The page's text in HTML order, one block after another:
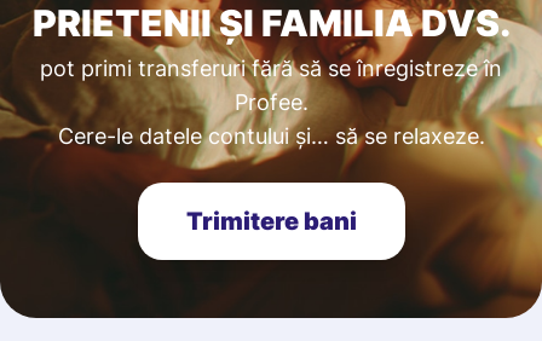
PRIETENII ȘI FAMILIA DVS.
pot primi transferuri fără să se înregistreze în
Profee.
Cere-le datele contului și… să se relaxeze.
Trimitere bani